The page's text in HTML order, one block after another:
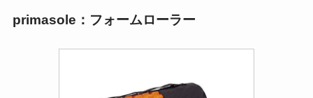
primasole：フォームローラー